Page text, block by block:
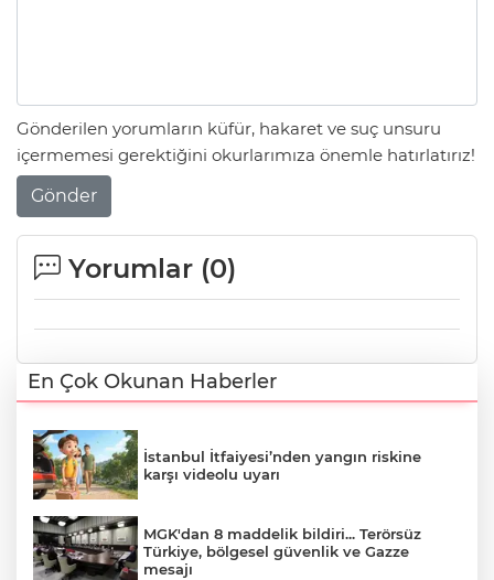
Gönderilen yorumların küfür, hakaret ve suç unsuru
içermemesi gerektiğini okurlarımıza önemle hatırlatırız!
Gönder
Yorumlar (0)
En Çok Okunan Haberler
İstanbul İtfaiyesi’nden yangın riskine
karşı videolu uyarı
MGK'dan 8 maddelik bildiri... Terörsüz
Türkiye, bölgesel güvenlik ve Gazze
mesajı